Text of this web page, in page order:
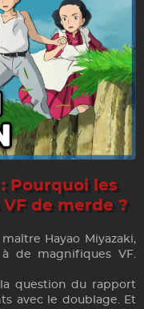
Pourquoi les
de merde ?
Hayao Miyazaki,
de magnifiques VF.
question du rapport
avec le doublage. Et